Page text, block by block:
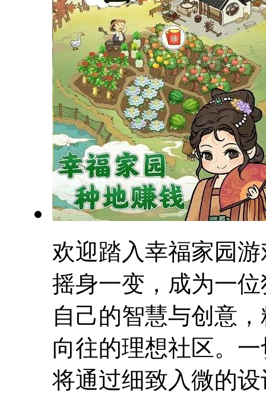
欢迎踏入幸福家园
摇身一变，成为一
自己的智慧与创意
向往的理想社区。
将通过细致入微的